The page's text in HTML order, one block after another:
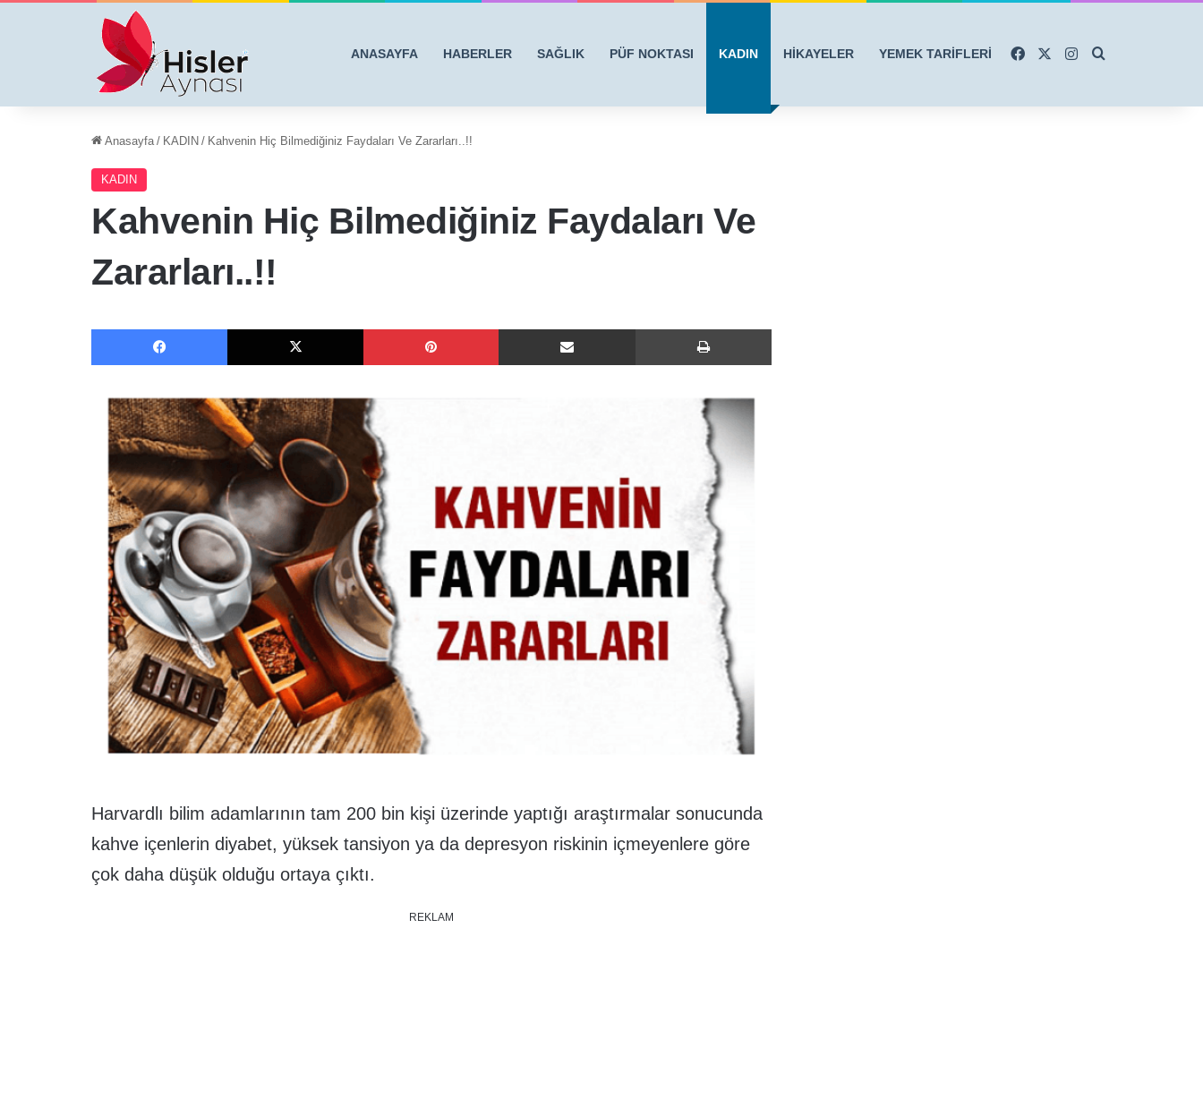
ANASAYFA HABERLER SAĞLIK PÜF NOKTASI KADIN HİKAYELER YEMEK TARİFLERİ FacebookInstagram
Anasayfa / KADIN / Kahvenin Hiç Bilmediğiniz Faydaları Ve Zararları..!!
KADIN
Kahvenin Hiç Bilmediğiniz Faydaları Ve
Zararları..!!
Facebook X Pinterest E-Posta ile paylaş Yazdır
Harvardlı bilim adamlarının tam 200 bin kişi üzerinde yaptığı araştırmalar sonucunda
kahve içenlerin diyabet, yüksek tansiyon ya da depresyon riskinin içmeyenlere göre
çok daha düşük olduğu ortaya çıktı.
REKLAM